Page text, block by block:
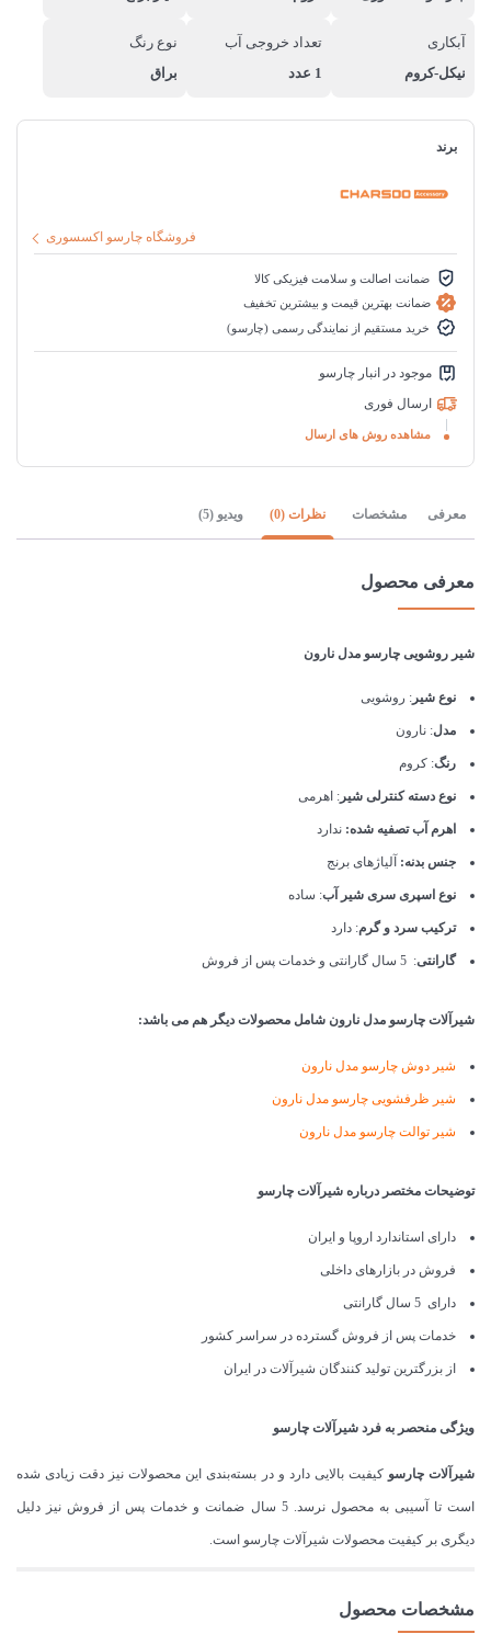
آبکاری
نیکل-کروم
تعداد خروجی آب
1 عدد
نوع رنگ
براق
برند
فروشگاه چارسو اکسسوری
ضمانت اصالت و سلامت فیزیکی کالا
ضمانت بهترین قیمت و بیشترین تخفیف
خرید مستقیم از نمایندگی رسمی (چارسو)
موجود در انبار چارسو
ارسال فوری
مشاهده روش های ارسال
معرفی مشخصات نظرات (0) ویدیو (5)
معرفی محصول
شیر روشویی چارسو مدل نارون
نوع شیر : روشویی
مدل: نارون
رنگ: کروم
نوع دسته کنترلی شیر : اهرمی
اهرم آب تصفیه شده: ندارد
جنس بدنه: آلیاژهای برنج
نوع اسپری سری شیر آب: ساده
ترکیب سرد و گرم: دارد
گارانتی: 5 سال گارانتی و خدمات پس از فروش
شیرآلات چارسو مدل نارون شامل محصولات دیگر هم می باشد:
شیر دوش چارسو مدل نارون
شیر ظرفشویی چارسو مدل نارون
شیر توالت چارسو مدل نارون
توضیحات مختصر درباره شیرآلات چارسو
دارای استاندارد اروپا و ایران
فروش در بازارهای داخلی
دارای 5 سال گارانتی
خدمات پس از فروش گسترده در سراسر کشور
از بزرگترین تولید کنندگان شیرآلات در ایران
ویژگی منحصر به فرد شیرآلات چارسو
شیرآلات چارسوکیفیت بالایی دارد و در بسته‌بندی این محصولات نیز دقت زیادی شده
است تا آسیبی به محصول نرسد. 5 سال ضمانت و خدمات پس از فروش نیز دلیل
دیگری بر کیفیت محصولات شیرآلات چارسو است.
مشخصات محصول